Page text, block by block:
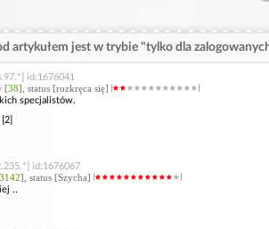
artykułem jest w trybie "tylko dla
id:1676041
[38], status [rozkręca się]
specjalistów.
id:1676067
3142], status [Szycha]
..